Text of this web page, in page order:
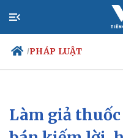
/PHÁP LUẬT
Chính trị
Đảng
Làm giả